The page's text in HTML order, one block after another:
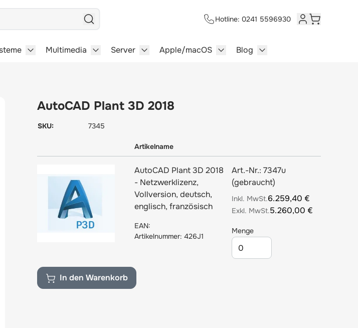
Multimedia
Server
Apple/macOS
Blog
Hotline: 0241 5596930 Kundenkonto
Warenkorb
AutoCAD Plant 3D 2018
SKU: 7345
Artikelname
AutoCAD Plant 3D 2018
- Netzwerklizenz,
Vollversion, deutsch,
englisch, französisch
EAN:
Artikelnummer: 426J1
Art.-Nr.: 7347u
(gebraucht)
6.259,40 €
5.260,00 €
Menge
In den Warenkorb